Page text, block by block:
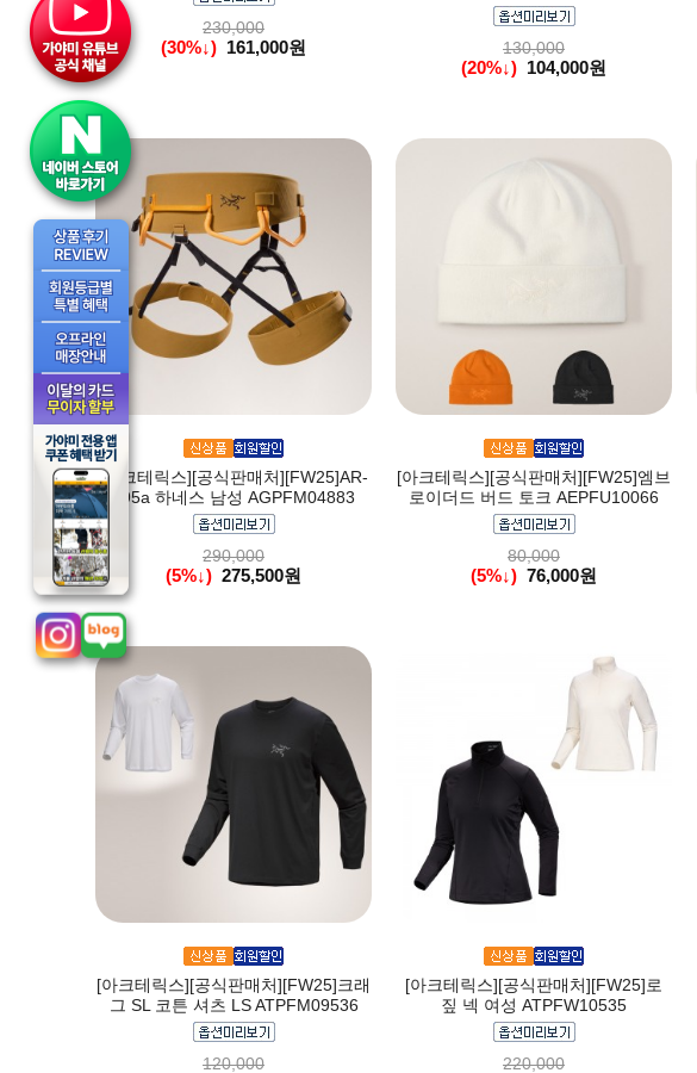
230,000
(30%↓) 161,000원 130,000
(20%↓) 104,000원
[아크테릭스][공식판매처][FW25]AR-
395a 하네스 남성 AGPFM04883
290,000
(5%↓) 275,500원
[아크테릭스][공식판매처][FW25]엠브
로이더드 버드 토크 AEPFU10066
80,000
(5%↓) 76,000원
[아크테릭스][공식판매처][FW25]크래
그 SL 코튼 셔츠 LS ATPFM09536
120,000
[아크테릭스][공식판매처][FW25]로
짚 넥 여성 ATPFW10535
220,000